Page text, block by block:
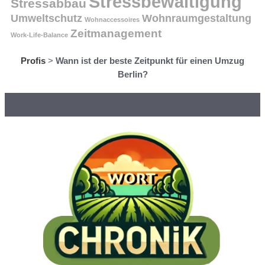
Stressabbau
Umweltschutz Wohnaccessoires Wohnraumgestaltung
Work-Life-Balance Zeitmanagement
Profis > Wann ist der beste Zeitpunkt für einen Umzug
Berlin?